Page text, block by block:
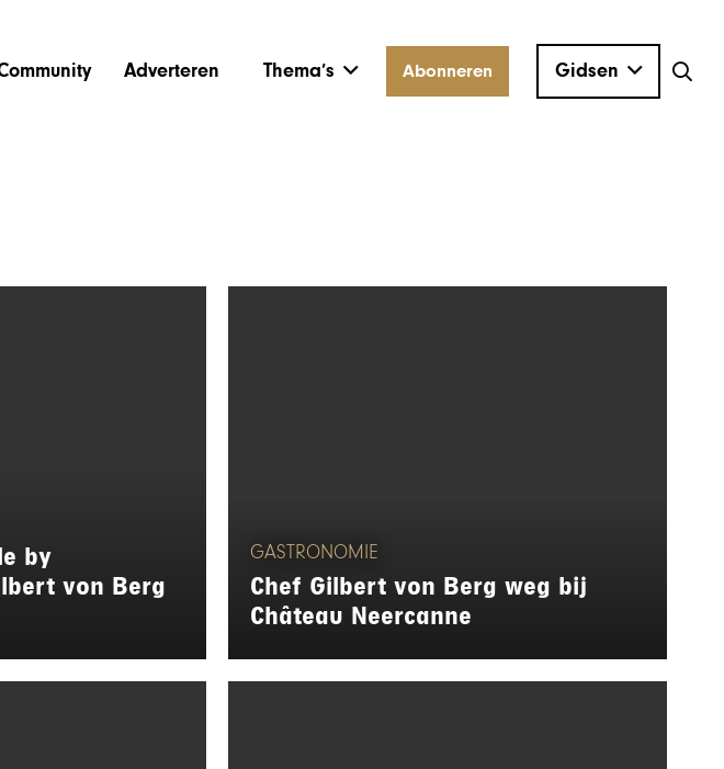
Adverteren Thema’s Abonneren Gidsen
by
von Berg
GASTRONOMIE
Chef Gilbert von Berg weg bij
Château Neercanne